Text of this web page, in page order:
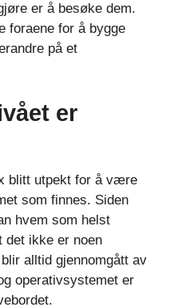
er å besøke dem.
foraene for å bygge
på et
er
blitt utpekt for å være
som finnes. Siden
hvem som helst
det ikke er noen
alltid gjennomgått av
operativsystemet er